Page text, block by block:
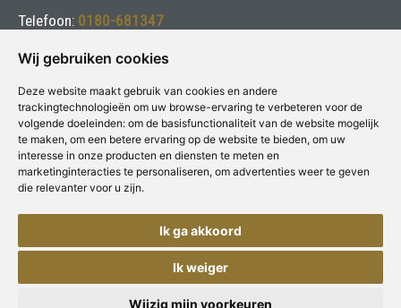
Wij gebruiken cookies
Deze website maakt gebruik van cookies en andere
trackingtechnologieën om uw browse-ervaring te verbeteren voor de
volgende doeleinden: om de basisfunctionaliteit van de website mogelijk
te maken, om een betere ervaring op de website te bieden, om uw
interesse in onze producten en diensten te meten en
marketinginteracties te personaliseren, om advertenties weer te geven
die relevanter voor u zijn.
Ik ga akkoord
Ik weiger
Wijzig mijn voorkeuren
Telefoon: 0180-681347
E-mail:info@geleijn.com
Volg ons:
Copyright © Concepts & Companies BV. Alle rechten voorbehouden.